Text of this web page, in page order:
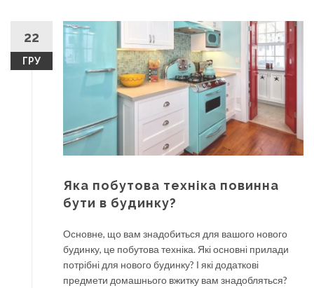
22
ГРУ
Яка побутова техніка повинна
бути в будинку?
Основне, що вам знадобиться для вашого нового
будинку, це побутова техніка. Які основні прилади
потрібні для нового будинку? І які додаткові
предмети домашнього вжитку вам знадобляться?